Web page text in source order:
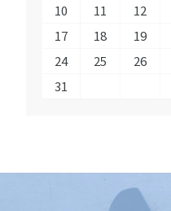
10
11 12
17
18 19
24
25 26
31